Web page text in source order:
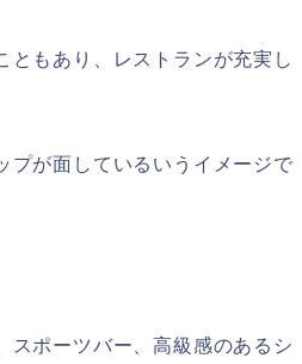
ともあり、レストランが充実し
プが面しているいうイメージで
スポーツバー、高級感のあるシ